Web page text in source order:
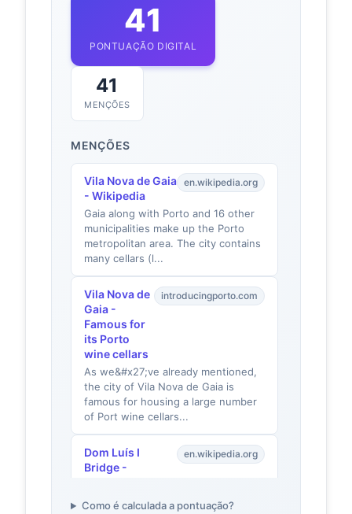
41
PONTUAÇÃO DIGITAL
41
MENÇÕES
MENÇÕES
Vila Nova de Gaia
- Wikipedia
en.wikipedia.org
Gaia along with Porto and 16 other
municipalities make up the Porto
metropolitan area. The city contains
many cellars (l...
Vila Nova de
Gaia -
Famous for
its Porto
wine cellars
introducingporto.com
As we&#x27;ve already mentioned,
the city of Vila Nova de Gaia is
famous for housing a large number
of Port wine cellars...
Dom Luís I
Bridge -
en.wikipedia.org
The Luiz I Bridge (Portuguese:
Como é calculada a pontuação?